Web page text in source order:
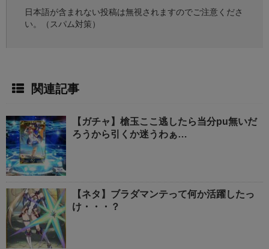
日本語が含まれない投稿は無視されますのでご注意くださ
い。（スパム対策）
関連記事
【ガチャ】槍玉ここ逃したら当分pu無いだ
ろうから引くか迷うわぁ…
【ネタ】ブラダマンテって何か活躍したっ
け・・・？